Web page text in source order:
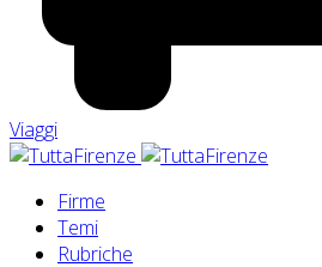
Viaggi
Firme
Temi
Rubriche